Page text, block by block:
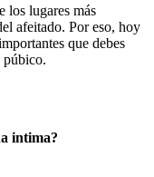
los lugares más
afeitado. Por eso, hoy
que debes
púbico.
intima?